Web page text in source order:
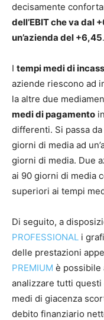
decisamente
dell’EBIT che va dal
un’azienda del +6,45.
I tempi medi di
aziende riescono ad
la altre due
medi di pagamento
differenti. Si passa
giorni di media ad
giorni di media. Due
ai 90 giorni di media
superiori ai tempi
Di seguito, a
PROFESSIONAL i
delle prestazioni
PREMIUM è possibile
analizzare tutti questi
medi di giacenza
debito finanziario